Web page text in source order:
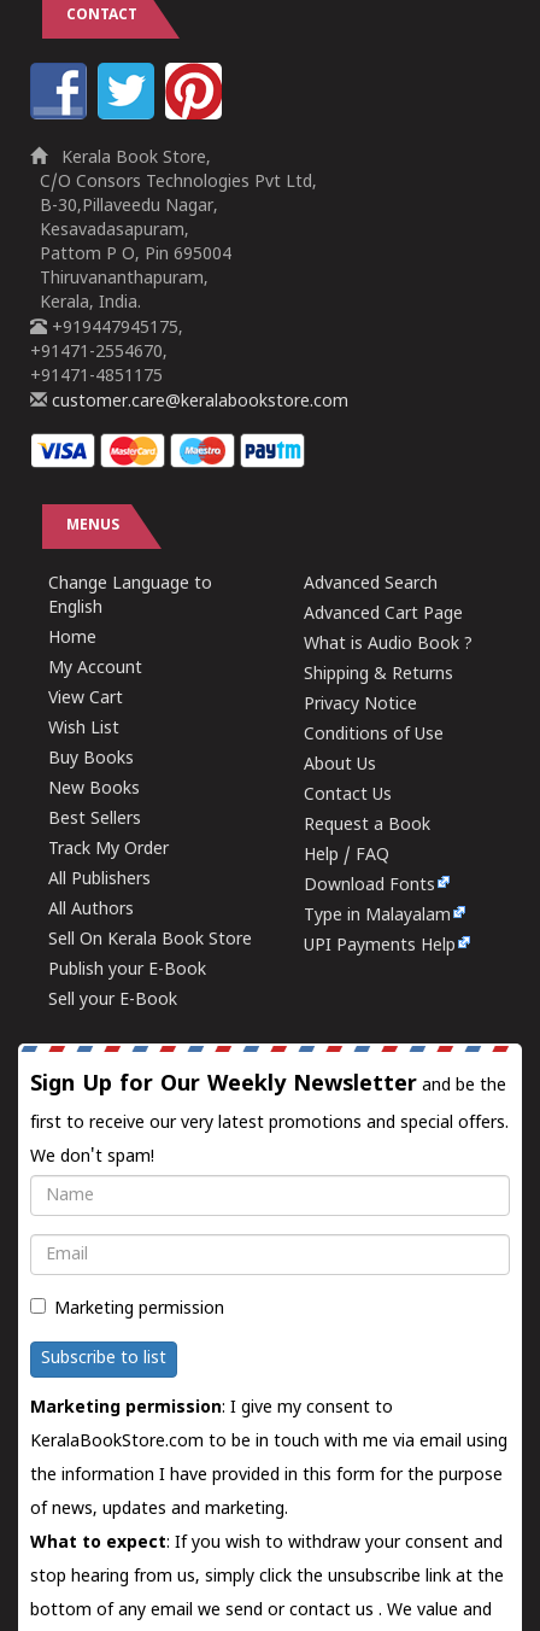
CONTACT
Kerala Book Store,
C/O Consors Technologies Pvt Ltd,
B-30,Pillaveedu Nagar,
Kesavadasapuram,
Pattom P O, Pin 695004
Thiruvananthapuram,
Kerala, India.
+919447945175,
+91471-2554670,
+91471-4851175
customer.care@keralabookstore.com
MENUS
Change Language to
English
Home
My Account
View Cart
Wish List
Buy Books
New Books
Best Sellers
Track My Order
All Publishers
All Authors
Sell On Kerala Book Store
Publish your E-Book
Sell your E-Book
Advanced Search
Advanced Cart Page
What is Audio Book ?
Shipping & Returns
Privacy Notice
Conditions of Use
About Us
Contact Us
Request a Book
Help / FAQ
Download Fonts
Type in Malayalam
UPI Payments Help
Sign Up for Our Weekly Newsletter and be the
first to receive our very latest promotions and special offers.
We don't spam!
Name
Email
Marketing permission
Subscribe to list
Marketing permission: I give my consent to
KeralaBookStore.com to be in touch with me via email using
the information I have provided in this form for the purpose
of news, updates and marketing.
What to expect: If you wish to withdraw your consent and
stop hearing from us, simply click the unsubscribe link at the
bottom of any email we send orcontact us . We value and